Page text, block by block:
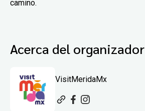
camino.
Acerca del organizador
VisitMeridaMx